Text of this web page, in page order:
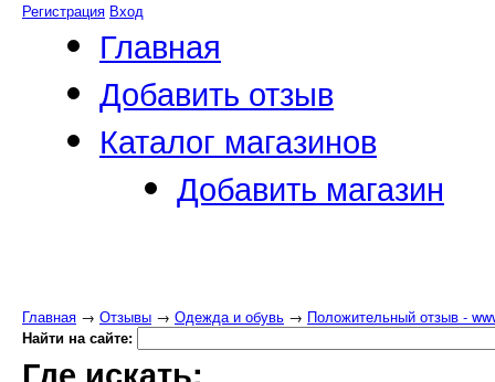
Регистрация Вход
Главная
Добавить отзыв
Каталог магазинов
Добавить магазин
Главная → Отзывы → Одежда и обувь → Положительный отзыв -
Найти на сайте: